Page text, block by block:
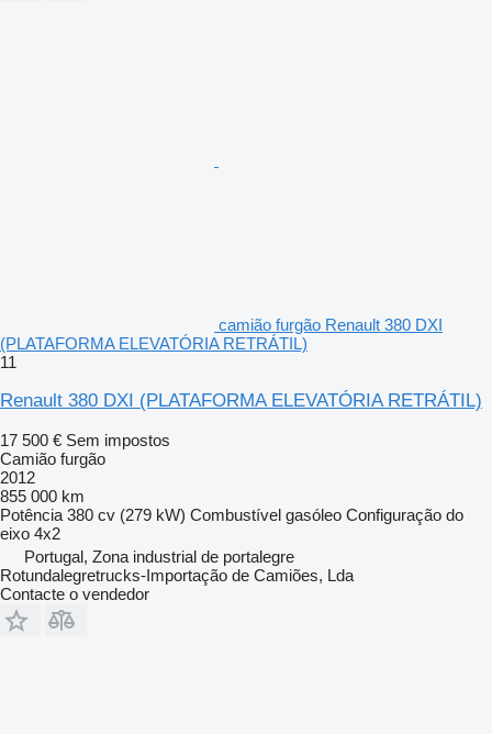
camião furgão Renault 380 DXI
(PLATAFORMA ELEVATÓRIA RETRÁTIL)
11
Renault 380 DXI (PLATAFORMA ELEVATÓRIA RETRÁTIL)
17 500 € Sem impostos
Camião furgão
2012
855 000 km
Potência 380 cv (279 kW) Combustível gasóleo Configuração do
eixo 4x2
Portugal, Zona industrial de portalegre
Rotundalegretrucks-Importação de Camiões, Lda
Contacte o vendedor